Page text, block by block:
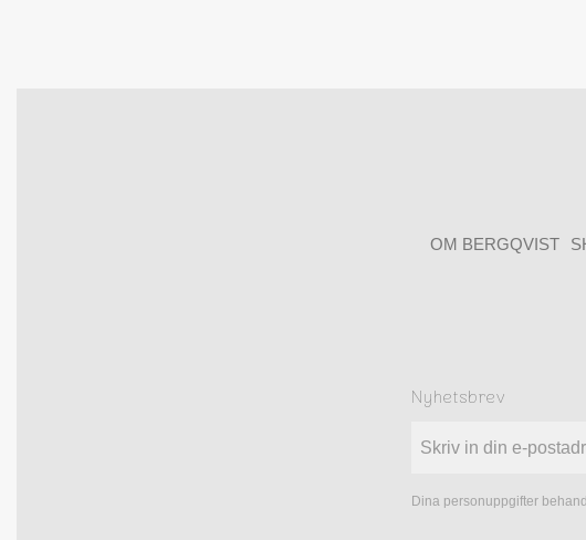
OM BERGQVIST
Nyhetsbrev
Dina personuppgifter